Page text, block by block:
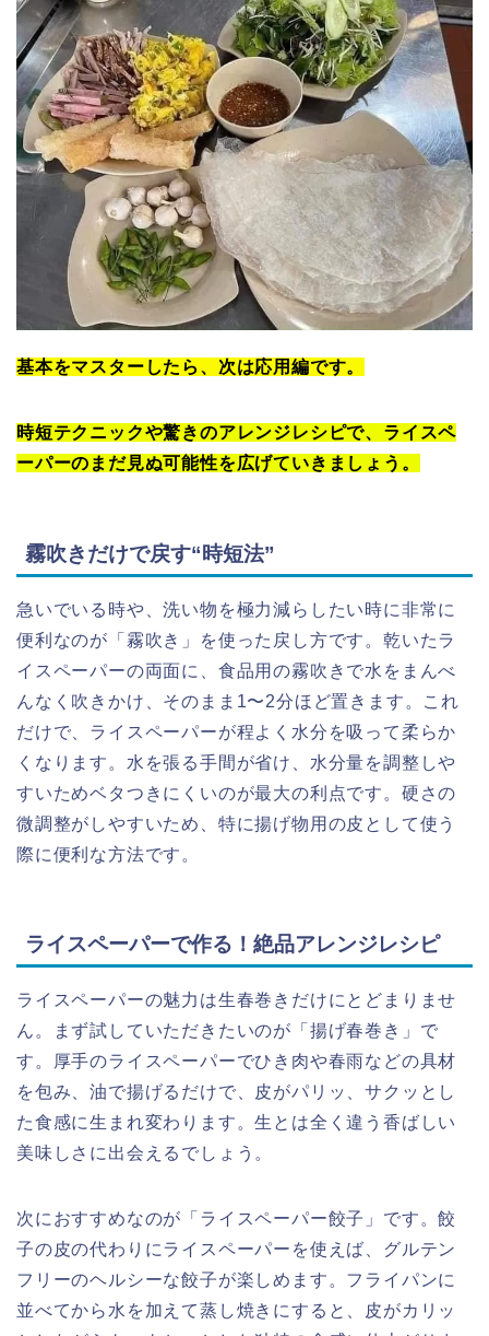
基本をマスターしたら、次は応用編です。
時短テクニックや驚きのアレンジレシピで、ライスペ
ーパーのまだ見ぬ可能性を広げていきましょう。
霧吹きだけで戻す“時短法”
急いでいる時や、洗い物を極力減らしたい時に非常に
便利なのが「霧吹き」を使った戻し方です。乾いたラ
イスペーパーの両面に、食品用の霧吹きで水をまんべ
んなく吹きかけ、そのまま1〜2分ほど置きます。これ
だけで、ライスペーパーが程よく水分を吸って柔らか
くなります。水を張る手間が省け、水分量を調整しや
すいためベタつきにくいのが最大の利点です。硬さの
微調整がしやすいため、特に揚げ物用の皮として使う
際に便利な方法です。
ライスペーパーで作る！絶品アレンジレシピ
ライスペーパーの魅力は生春巻きだけにとどまりませ
ん。まず試していただきたいのが「揚げ春巻き」で
す。厚手のライスペーパーでひき肉や春雨などの具材
を包み、油で揚げるだけで、皮がパリッ、サクッとし
た食感に生まれ変わります。生とは全く違う香ばしい
美味しさに出会えるでしょう。
次におすすめなのが「ライスペーパー餃子」です。餃
子の皮の代わりにライスペーパーを使えば、グルテン
フリーのヘルシーな餃子が楽しめます。フライパンに
並べてから水を加えて蒸し焼きにすると、皮がカリッ